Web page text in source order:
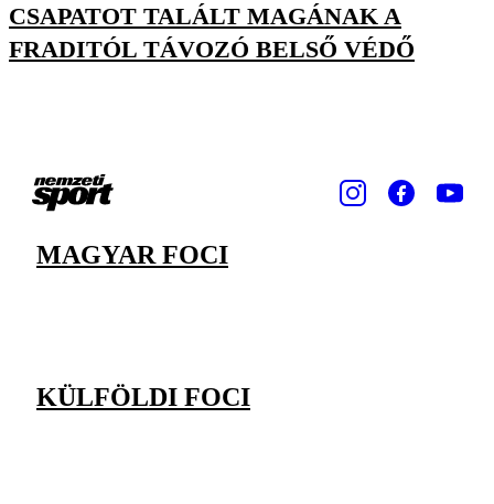
CSAPATOT TALÁLT MAGÁNAK A
FRADITÓL TÁVOZÓ BELSŐ VÉDŐ
MAGYAR FOCI
KÜLFÖLDI FOCI